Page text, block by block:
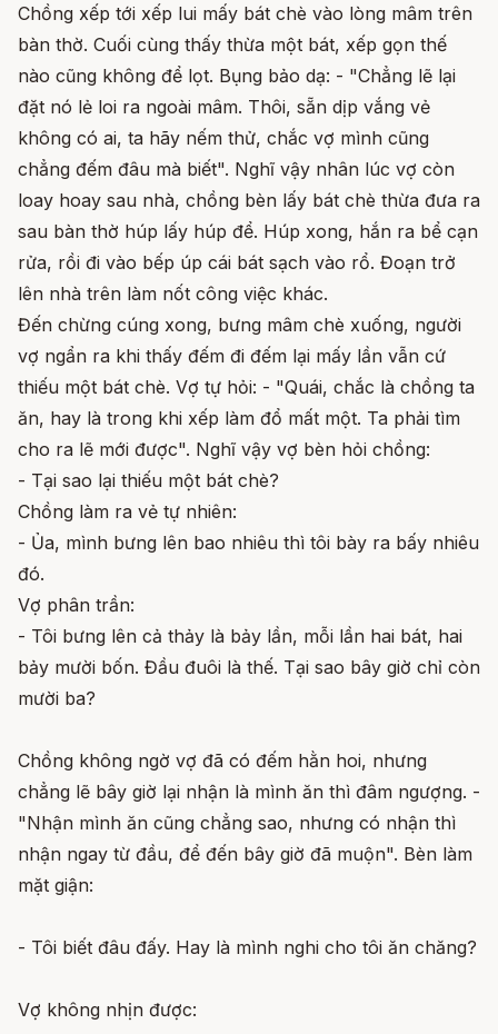
Chồng xếp tới xếp lui mấy bát chè vào lòng mâm trên
bàn thờ. Cuối cùng thấy thừa một bát, xếp gọn thế
nào cũng không để lọt. Bụng bảo dạ: - "Chẳng lẽ lại
đặt nó lẻ loi ra ngoài mâm. Thôi, sẵn dịp vắng vẻ
không có ai, ta hãy nếm thử, chắc vợ mình cũng
chẳng đếm đâu mà biết". Nghĩ vậy nhân lúc vợ còn
loay hoay sau nhà, chồng bèn lấy bát chè thừa đưa ra
sau bàn thờ húp lấy húp để. Húp xong, hắn ra bể cạn
rửa, rồi đi vào bếp úp cái bát sạch vào rổ. Đoạn trở
lên nhà trên làm nốt công việc khác.
Đến chừng cúng xong, bưng mâm chè xuống, người
vợ ngẩn ra khi thấy đếm đi đếm lại mấy lần vẫn cứ
thiếu một bát chè. Vợ tự hỏi: - "Quái, chắc là chồng ta
ăn, hay là trong khi xếp làm đổ mất một. Ta phải tìm
cho ra lẽ mới được". Nghĩ vậy vợ bèn hỏi chồng:
- Tại sao lại thiếu một bát chè?
Chồng làm ra vẻ tự nhiên:
- Ủa, mình bưng lên bao nhiêu thì tôi bày ra bấy nhiêu
đó.
Vợ phân trần:
- Tôi bưng lên cả thảy là bảy lần, mỗi lần hai bát, hai
bảy mười bốn. Đầu đuôi là thế. Tại sao bây giờ chỉ còn
mười ba?
Chồng không ngờ vợ đã có đếm hằn hoi, nhưng
chẳng lẽ bây giờ lại nhận là mình ăn thì đâm ngượng. -
"Nhận mình ăn cũng chẳng sao, nhưng có nhận thì
nhận ngay từ đầu, để đến bây giờ đã muộn". Bèn làm
mặt giận:
- Tôi biết đâu đấy. Hay là mình nghi cho tôi ăn chăng?
Vợ không nhịn được: